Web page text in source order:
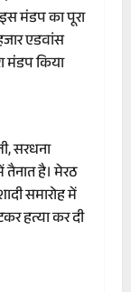
मंडप का पूरा
एडवांस
मंडप किया
सरधना
तैनात है। मेरठ
समारोह में
हत्या कर दी